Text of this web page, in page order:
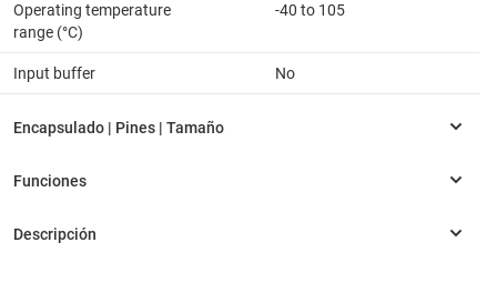
Operating temperature
range (°C)
-40 to 105
Input buffer No